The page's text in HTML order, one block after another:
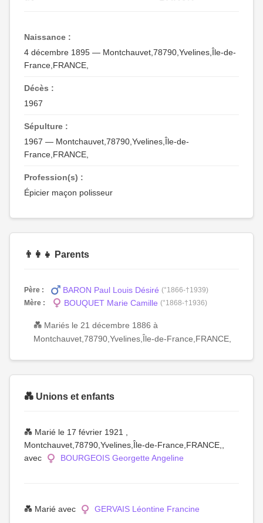
Naissance :
4 décembre 1895 — Montchauvet,78790,Yvelines,Île-de-
France,FRANCE,
Décès :
1967
Sépulture :
1967 — Montchauvet,78790,Yvelines,Île-de-
France,FRANCE,
Profession(s) :
Épicier maçon polisseur
👨‍👩‍👧 Parents
Père : BARON Paul Louis Désiré (°1866-†1939)
Mère :
BOUQUET Marie Camille (°1868-†1936)
💑 Mariés le 21 décembre 1886 à
Montchauvet,78790,Yvelines,Île-de-France,FRANCE,
💑 Unions et enfants
💑 Marié le 17 février 1921 ,
Montchauvet,78790,Yvelines,Île-de-France,FRANCE,,
avec
BOURGEOIS Georgette Angeline
💑 Marié avec GERVAIS Léontine Francine